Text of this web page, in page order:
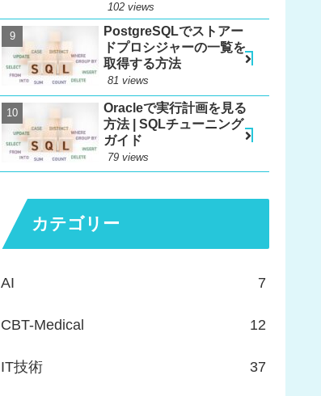
102 views
PostgreSQLでストアー
ドプロシジャーの一覧を
取得する方法
81 views
Oracleで実行計画を見る
方法 | SQLチューニング
ガイド
79 views
カテゴリー
AI 7
CBT-Medical 12
IT技術 37